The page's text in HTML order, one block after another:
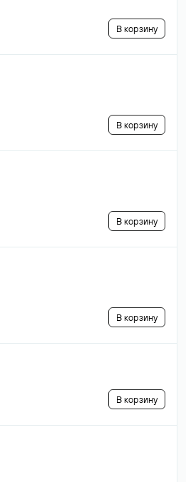
В корзину
В корзину
В корзину
В корзину
В корзину